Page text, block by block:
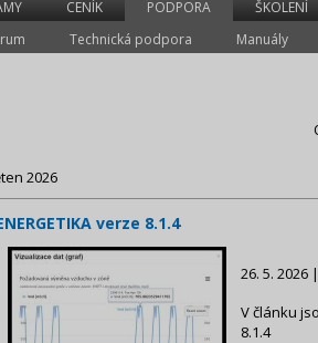
CENÍK PODPORA ŠKOLENÍ
Technická podpora Manuály
2026
verze 8.1.4
26. 5. 2026
V článku
8.1.4